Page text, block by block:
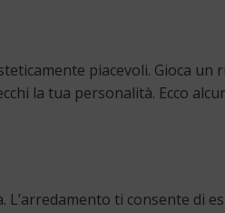
piacevoli. Gioca un
la tua personalità. Ecco
ti consente di